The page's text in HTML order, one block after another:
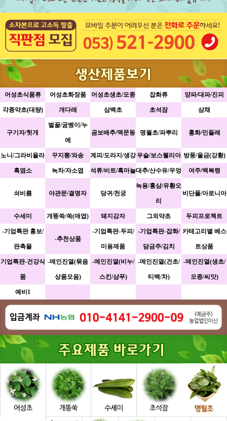
어성초식품류 어성초화장품 어성초생초/모종 잡화류 양파/대파/진피
각종약초(대량) 개다래 삼백초 초석잠 삼채
구기자/헛개
벌꿀/굼벵이/누
에
곰보배추/맥문동 명월초/파뿌리 홍화/민들레
노니/그라비올라 꾸지뽕/와송 계피/도라지/생강 우슬/보스웰리아 방풍/울금(강황)
흑염소 녹차/자소엽 석류/비트/흑마늘대추/산수유/우엉 여주/백복령
쇠비름 야관문/결명자 당귀/천궁
녹용/홍삼/유황오
리
비단풀/아로니아
수세미 개똥쑥/쑥(애엽) 돼지감자 그외약초 두피프로젝트
-기업특판 홍보/
판촉물
-추천상품
-기업특판-두피/
미용제품
-기업특판-잡화/
담금주/김치
카테고리별 베스
트상품
기업특판-건강식
품
-메인진열(묶음
상품모음)
-메인진열(비누/
스킨/샴푸)
-메인진열(건초/
티백/차)
-메인진열(생초/
모종/씨앗)
예비1